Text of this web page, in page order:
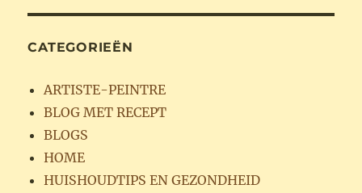
CATEGORIEËN
ARTISTE-PEINTRE
BLOG MET RECEPT
BLOGS
HOME
HUISHOUDTIPS EN GEZONDHEID